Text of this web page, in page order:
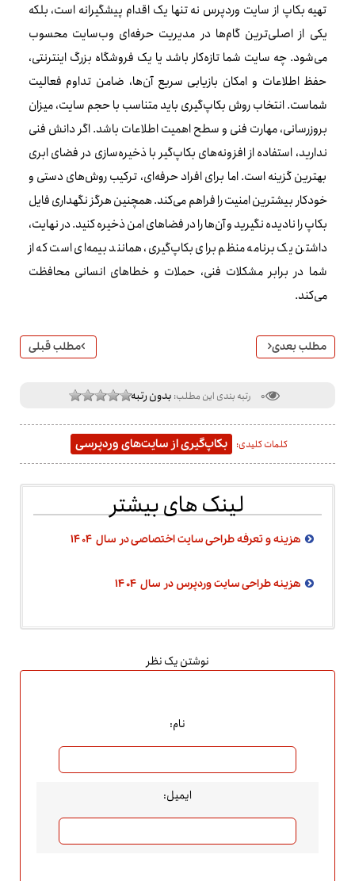
تهیه بکاپ از سایت وردپرس نه تنها یک اقدام پیشگیرانه است، بلکه
یکی از اصلی‌ترین گام‌ها در مدیریت حرفه‌ای وب‌سایت محسوب
می‌شود. چه سایت شما تازه‌کار باشد یا یک فروشگاه بزرگ اینترنتی،
حفظ اطلاعات و امکان بازیابی سریع آن‌ها، ضامن تداوم فعالیت
شماست. انتخاب روش بکاپ‌گیری باید متناسب با حجم سایت، میزان
بروزرسانی، مهارت فنی و سطح اهمیت اطلاعات باشد. اگر دانش فنی
ندارید، استفاده از افزونه‌های بکاپ‌گیر با ذخیره‌سازی در فضای ابری
بهترین گزینه است. اما برای افراد حرفه‌ای، ترکیب روش‌های دستی و
خودکار بیشترین امنیت را فراهم می‌کند. همچنین هرگز نگهداری فایل
بکاپ را نادیده نگیرید و آن‌ها را در فضاهای امن ذخیره کنید. در نهایت،
داشتن یک برنامه منظم برای بکاپ‌گیری، همانند بیمه‌ای است که از
شما در برابر مشکلات فنی، حملات و خطاهای انسانی محافظت
می‌کند.
مطلب قبلی مطلب بعدی
0 رتبه بندی این مطلب: بدون رتبه
کلمات کلیدی: بکاپ‌گیری از سایت‌های وردپرسی
لینک های بیشتر
هزینه و تعرفه طراحی سایت اختصاصی در سال ۱۴۰۴
هزینه طراحی سایت وردپرس در سال ۱۴۰۴
نوشتن یک نظر
نام:
ایمیل: